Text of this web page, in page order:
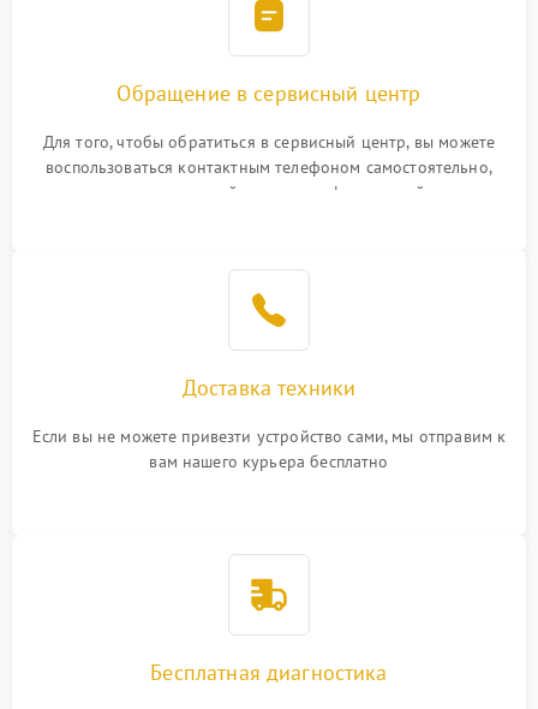
Обращение в сервисный центр
Для того, чтобы обратиться в сервисный центр, вы можете
воспользоваться контактным телефоном самостоятельно,
или оставить свой номер телефона на сайте
Доставка техники
Если вы не можете привезти устройство сами, мы отправим к
вам нашего курьера бесплатно
Бесплатная диагностика